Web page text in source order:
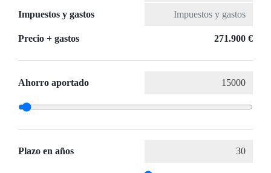
Impuestos y gastos
Precio + gastos 271.900 €
Ahorro aportado
Plazo en años